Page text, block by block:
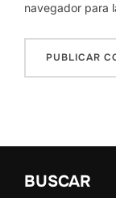
navegador para
BUSCAR